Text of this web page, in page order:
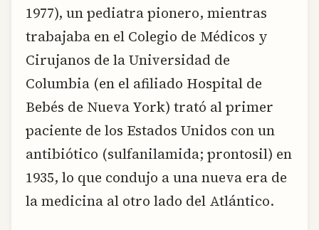
1977), un pediatra pionero, mientras
trabajaba en el Colegio de Médicos y
Cirujanos de la Universidad de
Columbia (en el afiliado Hospital de
Bebés de Nueva York) trató al primer
paciente de los Estados Unidos con un
antibiótico (sulfanilamida; prontosil) en
1935, lo que condujo a una nueva era de
la medicina al otro lado del Atlántico.